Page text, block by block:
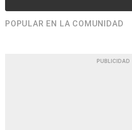
POPULAR EN LA COMUNIDAD
PUBLICIDAD